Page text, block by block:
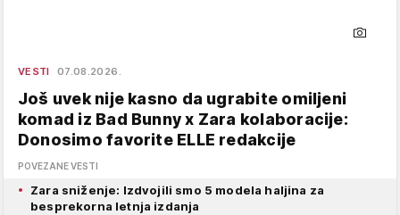
VESTI 07.08.2026.
Još uvek nije kasno da ugrabite omiljeni
komad iz Bad Bunny x Zara kolaboracije:
Donosimo favorite ELLE redakcije
POVEZANE VESTI
Zara sniženje: Izdvojili smo 5 modela haljina za
besprekorna letnja izdanja